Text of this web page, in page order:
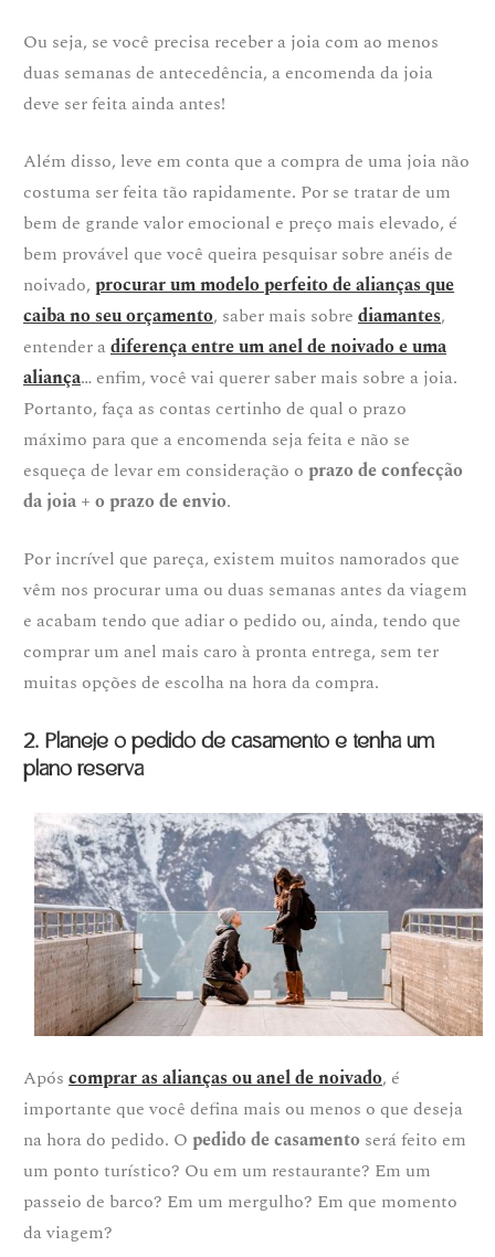
Ou seja, se você precisa receber a joia com ao menos
duas semanas de antecedência, a encomenda da joia
deve ser feita ainda antes!
Além disso, leve em conta que a compra de uma joia não
costuma ser feita tão rapidamente. Por se tratar de um
bem de grande valor emocional e preço mais elevado, é
bem provável que você queira pesquisar sobre anéis de
noivado, procurar um modelo perfeito de alianças que
caiba no seu orçamento, saber mais sobre diamantes,
entender adiferença entre um anel de noivado e uma
aliança… enfim, você vai querer saber mais sobre a joia.
Portanto, faça as contas certinho de qual o prazo
máximo para que a encomenda seja feita e não se
esqueça de levar em consideração o prazo de confecção
da joia + o prazo de envio.
Por incrível que pareça, existem muitos namorados que
vêm nos procurar uma ou duas semanas antes da viagem
e acabam tendo que adiar o pedido ou, ainda, tendo que
comprar um anel mais caro à pronta entrega, sem ter
muitas opções de escolha na hora da compra.
2. Planeje o pedido de casamento e tenha um
plano reserva
Após comprar as alianças ou anel de noivado, é
importante que você defina mais ou menos o que deseja
na hora do pedido. O pedido de casamento será feito em
um ponto turístico? Ou em um restaurante? Em um
passeio de barco? Em um mergulho? Em que momento
da viagem?